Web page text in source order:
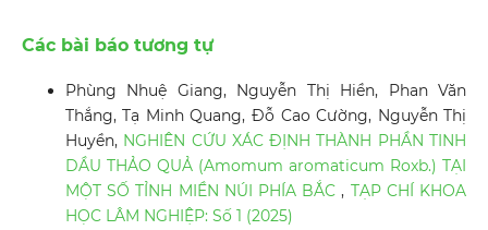
Các bài báo tương tự
Phùng Nhuệ Giang, Nguyễn Thị Hiền, Phan Văn
Thắng, Tạ Minh Quang, Đỗ Cao Cường, Nguyễn Thị
Huyền, NGHIÊN CỨU XÁC ĐỊNH THÀNH PHẦN TINH
DẦU THẢO QUẢ (Amomum aromaticum Roxb.) TẠI
MỘT SỐ TỈNH MIỀN NÚI PHÍA BẮC, TẠP CHÍ KHOA
HỌC LÂM NGHIỆP: Số 1 (2025)